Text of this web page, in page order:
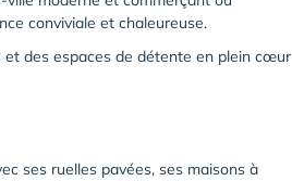
conviviale et chaleureuse.
et des espaces de détente en plein cœur
ses ruelles pavées, ses maisons à